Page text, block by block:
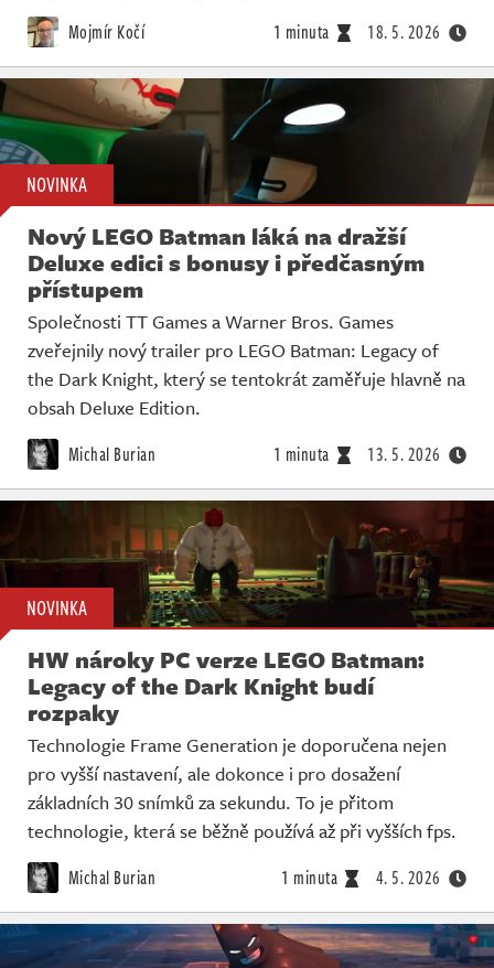
Mojmír Kočí 1 minuta 18. 5. 2026
NOVINKA
Nový LEGO Batman láká na dražší
Deluxe edici s bonusy i předčasným
přístupem
Společnosti TT Games a Warner Bros. Games
zveřejnily nový trailer pro LEGO Batman: Legacy of
the Dark Knight, který se tentokrát zaměřuje hlavně na
obsah Deluxe Edition.
Michal Burian 1 minuta 13. 5. 2026
NOVINKA
HW nároky PC verze LEGO Batman:
Legacy of the Dark Knight budí
rozpaky
Technologie Frame Generation je doporučena nejen
pro vyšší nastavení, ale dokonce i pro dosažení
základních 30 snímků za sekundu. To je přitom
technologie, která se běžně používá až při vyšších fps.
Michal Burian 1 minuta 4. 5. 2026